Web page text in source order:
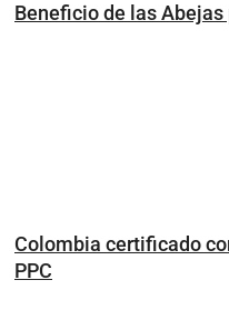
Beneficio de las
Colombia certificado
PPC